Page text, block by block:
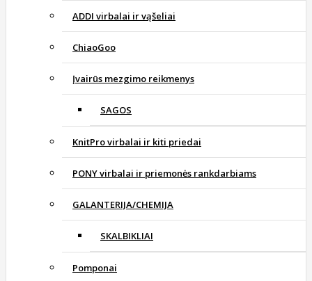
ADDI virbalai ir vąšeliai
ChiaoGoo
Įvairūs mezgimo reikmenys
SAGOS
KnitPro virbalai ir kiti priedai
PONY virbalai ir priemonės rankdarbiams
GALANTERIJA/CHEMIJA
SKALBIKLIAI
Pomponai